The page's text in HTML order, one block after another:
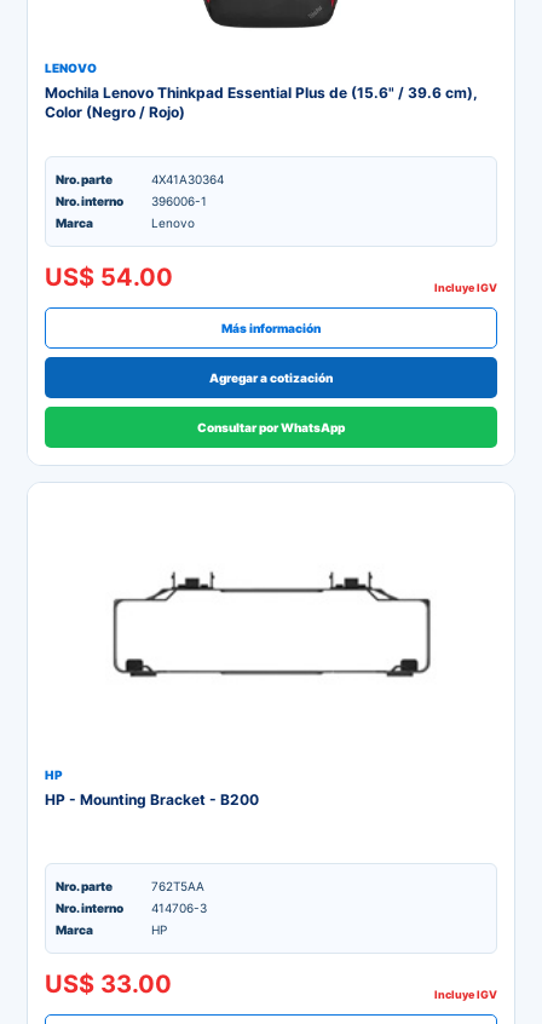
LENOVO
Mochila Lenovo Thinkpad Essential Plus de (15.6" / 39.6 cm),
Color (Negro / Rojo)
Nro. parte
4X41A30364
Nro. interno
396006-1
Marca
Lenovo
US$ 54.00 Incluye IGV
Más información
Agregar a cotización
Consultar por WhatsApp
HP
HP - Mounting Bracket - B200
Nro. parte
762T5AA
Nro. interno
414706-3
Marca
HP
US$ 33.00 Incluye IGV